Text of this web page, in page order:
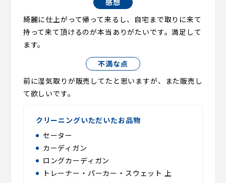
感想
綺麗に仕上がって帰って来るし、自宅まで取りに来て
持って来て頂けるのが本当ありがたいです。満足して
ます。
不満な点
前に湿気取りが販売してたと思いますが、また販売し
て欲しいです。
クリーニングいただいたお品物
セーター
カーディガン
ロングカーディガン
トレーナー・パーカー・スウェット 上